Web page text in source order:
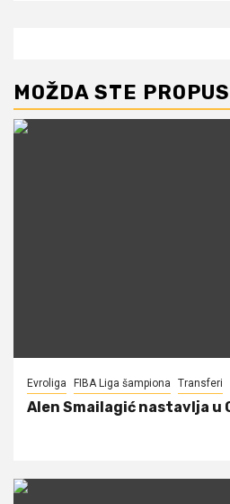
MOŽDA STE
Evroliga FIBA Liga šampiona Transferi
Alen Smailagić nastavlja u